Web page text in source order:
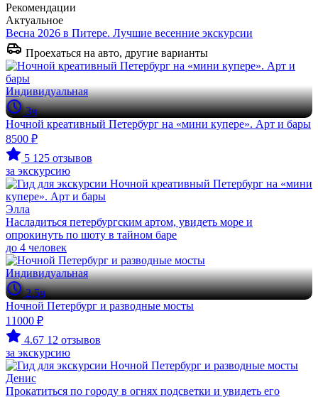
Рекомендации
Актуальное
Весна 2026 в Питере. Лучшие весенние экскурсии
Проехаться на авто, другие варианты
Индивидуальная
3ч
Ночной креативный Петербург на «мини купере». Арт и бары
8500 ₽
5 125 отзывов
за экскурсию
Элла
Насладиться петербургским артом, увидеть море и
опрокинуть по шоту в тайном баре
до 4 человек
Индивидуальная
2.5ч
Ночной Петербург и разводные мосты
11000 ₽
4.67 12 отзывов
за экскурсию
Денис
Прокатиться по городу в огнях подсветки и увидеть его